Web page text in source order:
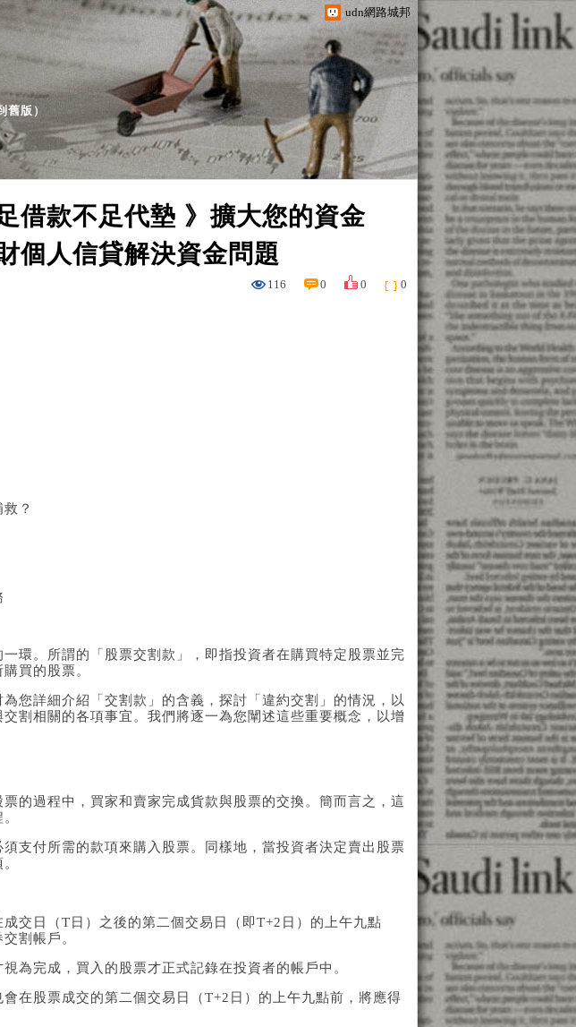
udn網路城邦
舊版 ）
借款不足代墊 》擴大您的資金
個人信貸解決資金問題
116 0 0 0
？
環。所謂的「股票交割款」，即指投資者在購買特定股票並完
買的股票。
您詳細介紹「交割款」的含義，探討「違約交割」的情況，以
割相關的各項事宜。我們將逐一為您闡述這些重要概念，以增
的過程中，買家和賣家完成貨款與股票的交換。簡而言之，這
支付所需的款項來購入股票。同樣地，當投資者決定賣出股票
交日（T日）之後的第二個交易日（即T+2日）的上午九點
割帳戶。
為完成，買入的股票才正式記錄在投資者的帳戶中。
在股票成交的第二個交易日（T+2日）的上午九點前，將應得